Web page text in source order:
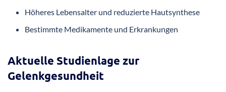
Höheres Lebensalter und reduzierte Hautsynthese
Bestimmte Medikamente und Erkrankungen
Aktuelle Studienlage zur
Gelenkgesundheit